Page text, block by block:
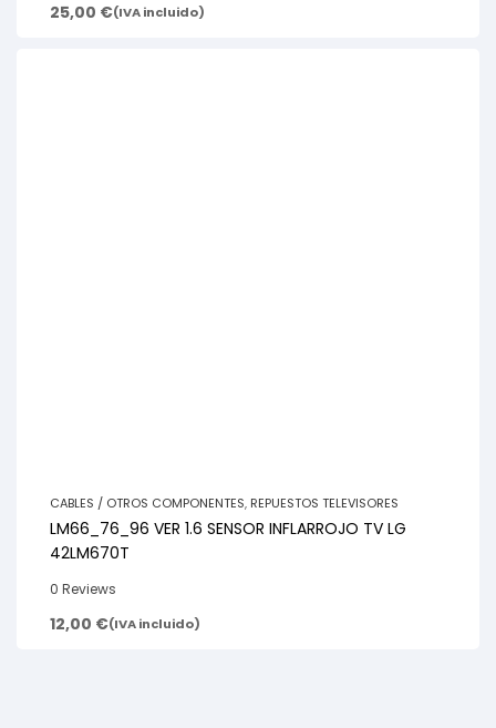
25,00 €(IVA incluido)
CABLES / OTROS COMPONENTES, REPUESTOS TELEVISORES
LM66_76_96 VER 1.6 SENSOR INFLARROJO TV LG
42LM670T
0 Reviews
12,00 €(IVA incluido)